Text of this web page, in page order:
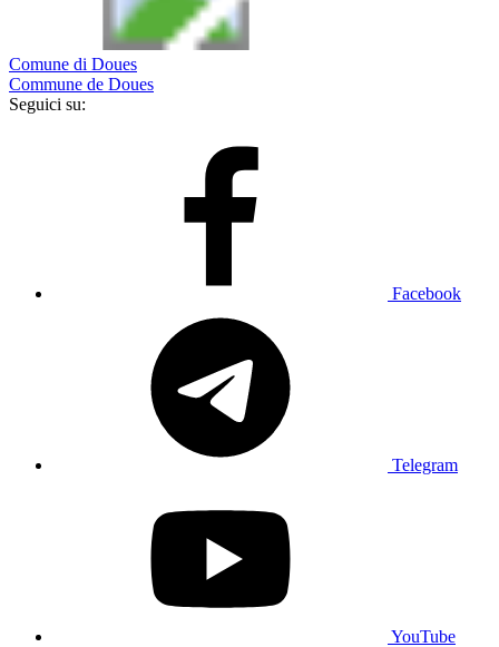
Comune di Doues
Commune de Doues
Seguici su:
Facebook
Telegram
YouTube